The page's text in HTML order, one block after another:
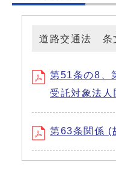
道路交通法 条
第51条の8、
受託対象法人
第63条関係 (